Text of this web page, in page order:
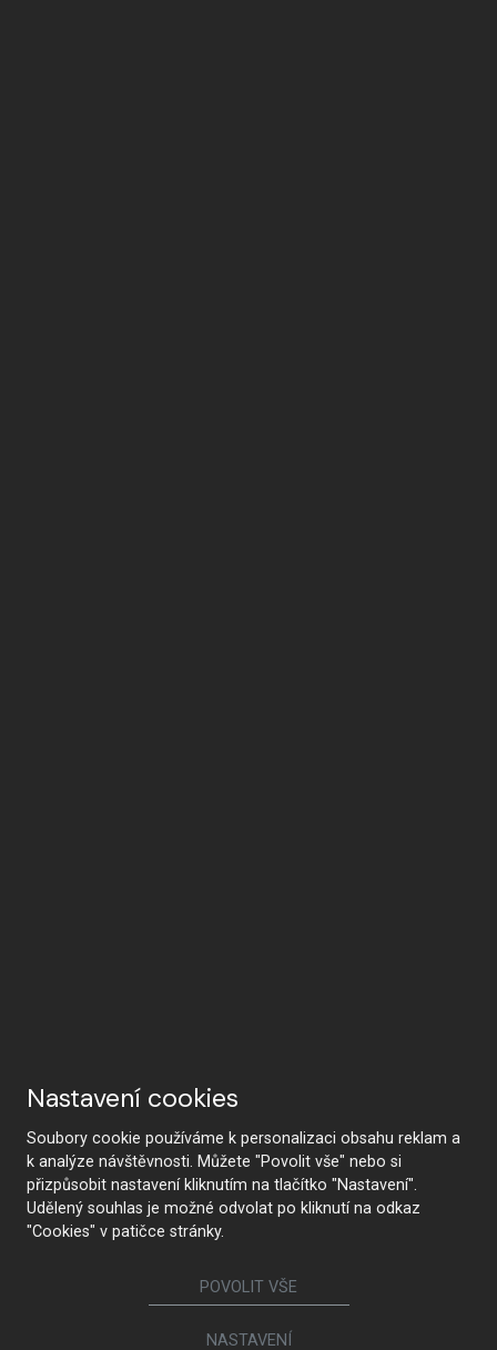
Nastavení cookies
Soubory cookie používáme k personalizaci obsahu reklam a
k analýze návštěvnosti. Můžete "Povolit vše" nebo si
přizpůsobit nastavení kliknutím na tlačítko "Nastavení".
Udělený souhlas je možné odvolat po kliknutí na odkaz
"Cookies" v patičce stránky.
POVOLIT VŠE
NASTAVENÍ